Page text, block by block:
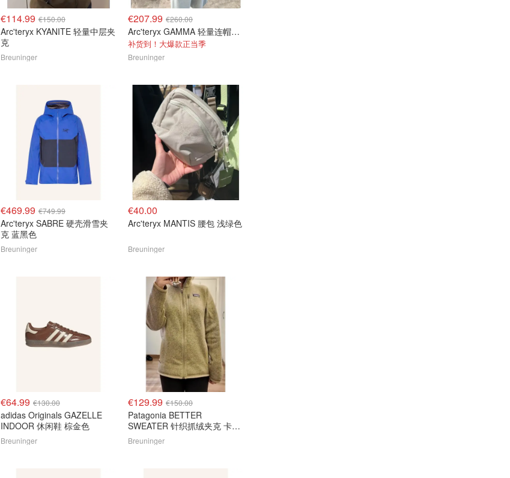
€114.99 €150.00
Arc'teryx KYANITE 轻量中层夹
克
Breuninger
€207.99 €260.00
Arc'teryx GAMMA 轻量连帽夹克
补货到！大爆款正当季
Breuninger
€469.99 €749.99
Arc'teryx SABRE 硬壳滑雪夹
克 蓝黑色
Breuninger
€40.00
Arc'teryx MANTIS 腰包 浅绿色
Breuninger
€64.99 €130.00
adidas Originals GAZELLE
INDOOR 休闲鞋 棕金色
Breuninger
€129.99 €150.00
Patagonia BETTER
SWEATER 针织抓绒夹克 卡其
色
Breuninger